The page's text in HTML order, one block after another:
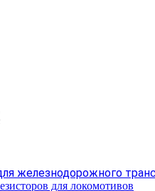
железнодорожного
для локомотивов